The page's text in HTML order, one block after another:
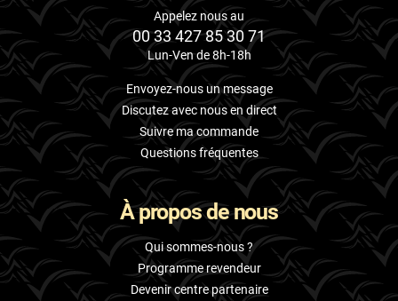
Appelez nous au
00 33 427 85 30 71
Lun-Ven de 8h-18h
Envoyez-nous un message
Discutez avec nous en direct
Suivre ma commande
Questions fréquentes
À propos de nous
Qui sommes-nous ?
Programme revendeur
Devenir centre partenaire